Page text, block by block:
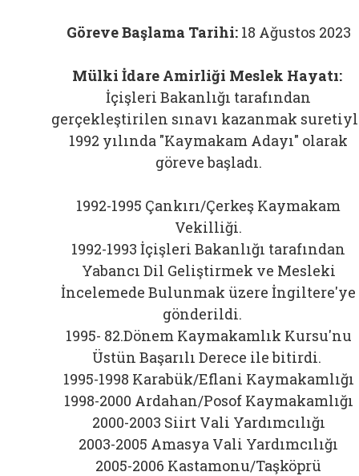
Göreve Başlama Tarihi: 18 Ağustos 2023
Mülki İdare Amirliği Meslek Hayatı:
İçişleri Bakanlığı tarafından
gerçekleştirilen sınavı kazanmak
1992 yılında "Kaymakam Adayı" olarak
göreve başladı.
1992-1995 Çankırı/Çerkeş Kaymakam
Vekilliği.
1992-1993 İçişleri Bakanlığı tarafından
Yabancı Dil Geliştirmek ve Mesleki
İncelemede Bulunmak üzere İngiltere'ye
gönderildi.
1995- 82.Dönem Kaymakamlık Kursu'nu
Üstün Başarılı Derece ile bitirdi.
1995-1998 Karabük/Eflani Kaymakamlığı
1998-2000 Ardahan/Posof Kaymakamlığı
2000-2003 Siirt Vali Yardımcılığı
2003-2005 Amasya Vali Yardımcılığı
2005-2006 Kastamonu/Taşköprü